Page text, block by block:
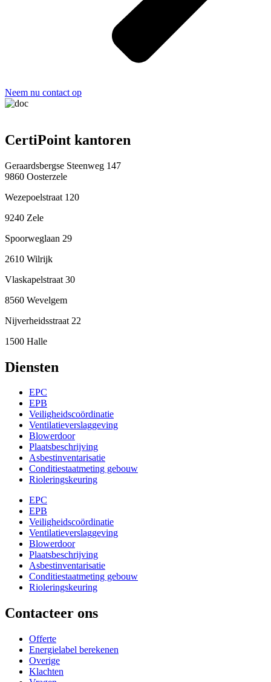
Neem nu contact op
CertiPoint kantoren
Geraardsbergse Steenweg 147
9860 Oosterzele
Wezepoelstraat 120
9240 Zele
Spoorweglaan 29
2610 Wilrijk
Vlaskapelstraat 30
8560 Wevelgem
Nijverheidsstraat 22
1500 Halle
Diensten
EPC
EPB
Veiligheidscoördinatie
Ventilatieverslaggeving
Blowerdoor
Plaatsbeschrijving
Asbestinventarisatie
Conditiestaatmeting gebouw
Rioleringskeuring
EPC
EPB
Veiligheidscoördinatie
Ventilatieverslaggeving
Blowerdoor
Plaatsbeschrijving
Asbestinventarisatie
Conditiestaatmeting gebouw
Rioleringskeuring
Contacteer ons
Offerte
Energielabel berekenen
Overige
Klachten